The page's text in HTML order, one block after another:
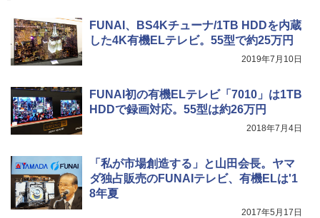
FUNAI、BS4Kチューナ/1TB HDDを内蔵
した4K有機ELテレビ。55型で約25万円
2019年7月10日
FUNAI初の有機ELテレビ「7010」は1TB
HDDで録画対応。55型は約26万円
2018年7月4日
「私が市場創造する」と山田会長。ヤマ
ダ独占販売のFUNAIテレビ、有機ELは'1
8年夏
2017年5月17日